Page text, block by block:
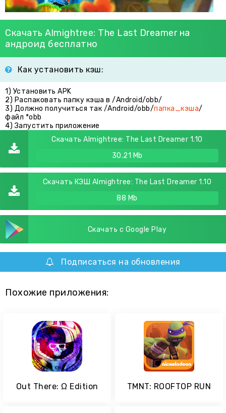
Скачать Almightree: The Last Dreamer на
андроид бесплатно
Как установить кэш:
1) Установить APK
2) Распаковать папку кэша в /Android/obb/
3) Должно получиться так /Android/obb/папка_кэша/
файл *obb
4) Запустить приложение
Скачать Almightree: The Last Dreamer 1.10
30.21 Mb
Скачать КЭШ Almightree: The Last Dreamer 1.10
88 Mb
Скачать с Google Play
Подписаться на обновления
Похожие приложения:
Out There: Ω Edition TMNT: ROOFTOP RUN